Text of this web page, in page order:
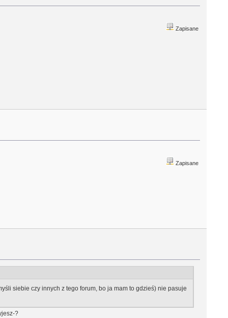
Zapisane
Zapisane
siebie czy innych z tego forum, bo ja mam to gdzieś) nie pasuje
?